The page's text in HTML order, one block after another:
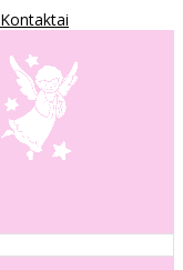
Kontaktai